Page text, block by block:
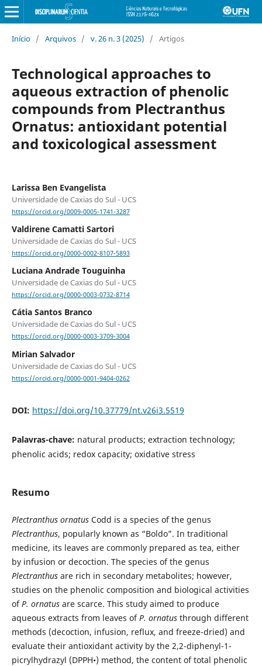
Início / Arquivos / v. 26 n. 3 (2025) / Artigos
Technological approaches to
aqueous extraction of phenolic
compounds from Plectranthus
Ornatus: antioxidant potential
and toxicological assessment
Larissa Ben Evangelista
Universidade de Caxias do Sul - UCS
https://orcid.org/0009-0005-1741-3287
Valdirene Camatti Sartori
Universidade de Caxias do Sul - UCS
https://orcid.org/0000-0002-8107-5893
Luciana Andrade Touguinha
Universidade de Caxias do Sul - UCS
https://orcid.org/0000-0003-0732-8714
Cátia Santos Branco
Universidade de Caxias do Sul - UCS
https://orcid.org/0000-0003-3709-3004
Mirian Salvador
Universidade de Caxias do Sul - UCS
https://orcid.org/0000-0001-9404-0262
DOI: https://doi.org/10.37779/nt.v26i3.5519
Palavras-chave: natural products; extraction technology;
phenolic acids; redox capacity; oxidative stress
Resumo
Plectranthus ornatusCodd is a species of the genus
Plectranthus, popularly known as “Boldo”. In traditional
medicine, its leaves are commonly prepared as tea, either
by infusion or decoction. The species of the genus
Plectranthusare rich in secondary metabolites; however,
studies on the phenolic composition and biological activities
ofP. ornatusare scarce. This study aimed to produce
aqueous extracts from leaves ofP. ornatusthrough different
methods (decoction, infusion, reflux, and freeze-dried) and
evaluate their antioxidant activity by the 2,2-diphenyl-1-
picrylhydrazyl (DPPH•) method, the content of total phenolic